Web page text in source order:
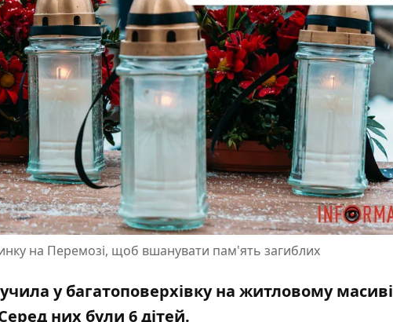
на Перемозі, щоб вшанувати пам'ять загиблих
у багатоповерхівку на житловому масиві
них були 6 дітей.